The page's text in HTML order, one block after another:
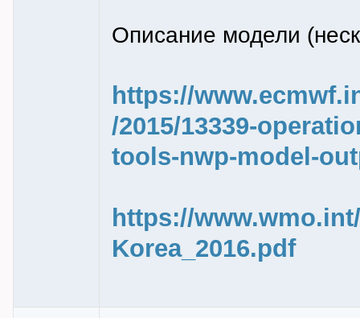
Описание модели
https://
/2015/13339-
tools-nwp-model-
https://
Korea_2016.pdf